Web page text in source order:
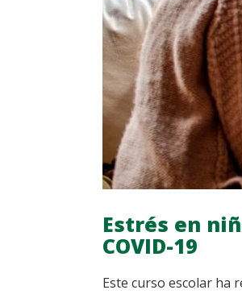
Estrés en
COVID-19
Este curso escolar ha